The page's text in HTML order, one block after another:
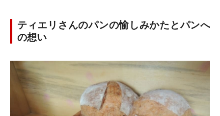
ティエリさんのパンの愉しみかたとパンへ
の想い